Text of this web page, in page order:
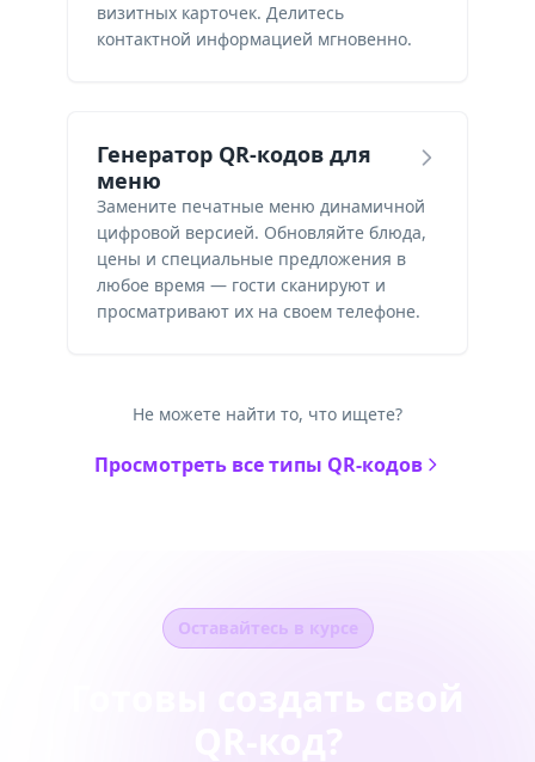
визитных карточек. Делитесь
контактной информацией мгновенно.
Генератор QR-кодов для
меню
Замените печатные меню динамичной
цифровой версией. Обновляйте блюда,
цены и специальные предложения в
любое время — гости сканируют и
просматривают их на своем телефоне.
Не можете найти то, что ищете?
Просмотреть все типы QR-кодов
Оставайтесь в курсе